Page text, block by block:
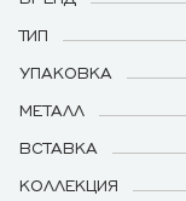
ТИП
УПАКОВКА
МЕТАЛЛ
ВСТАВКА
КОЛЛЕКЦИЯ